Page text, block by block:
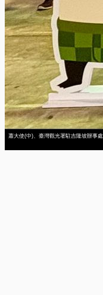
蕭大使(中)、臺灣觀光署駐吉隆坡辦事